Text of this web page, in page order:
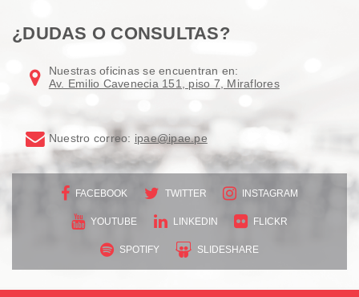
¿DUDAS O CONSULTAS?
Nuestras oficinas se encuentran en:
Av. Emilio Cavenecia 151, piso 7, Miraflores
Nuestro correo: ipae@ipae.pe
FACEBOOK TWITTER INSTAGRAM
YOUTUBE LINKEDIN FLICKR
SPOTIFY SLIDESHARE